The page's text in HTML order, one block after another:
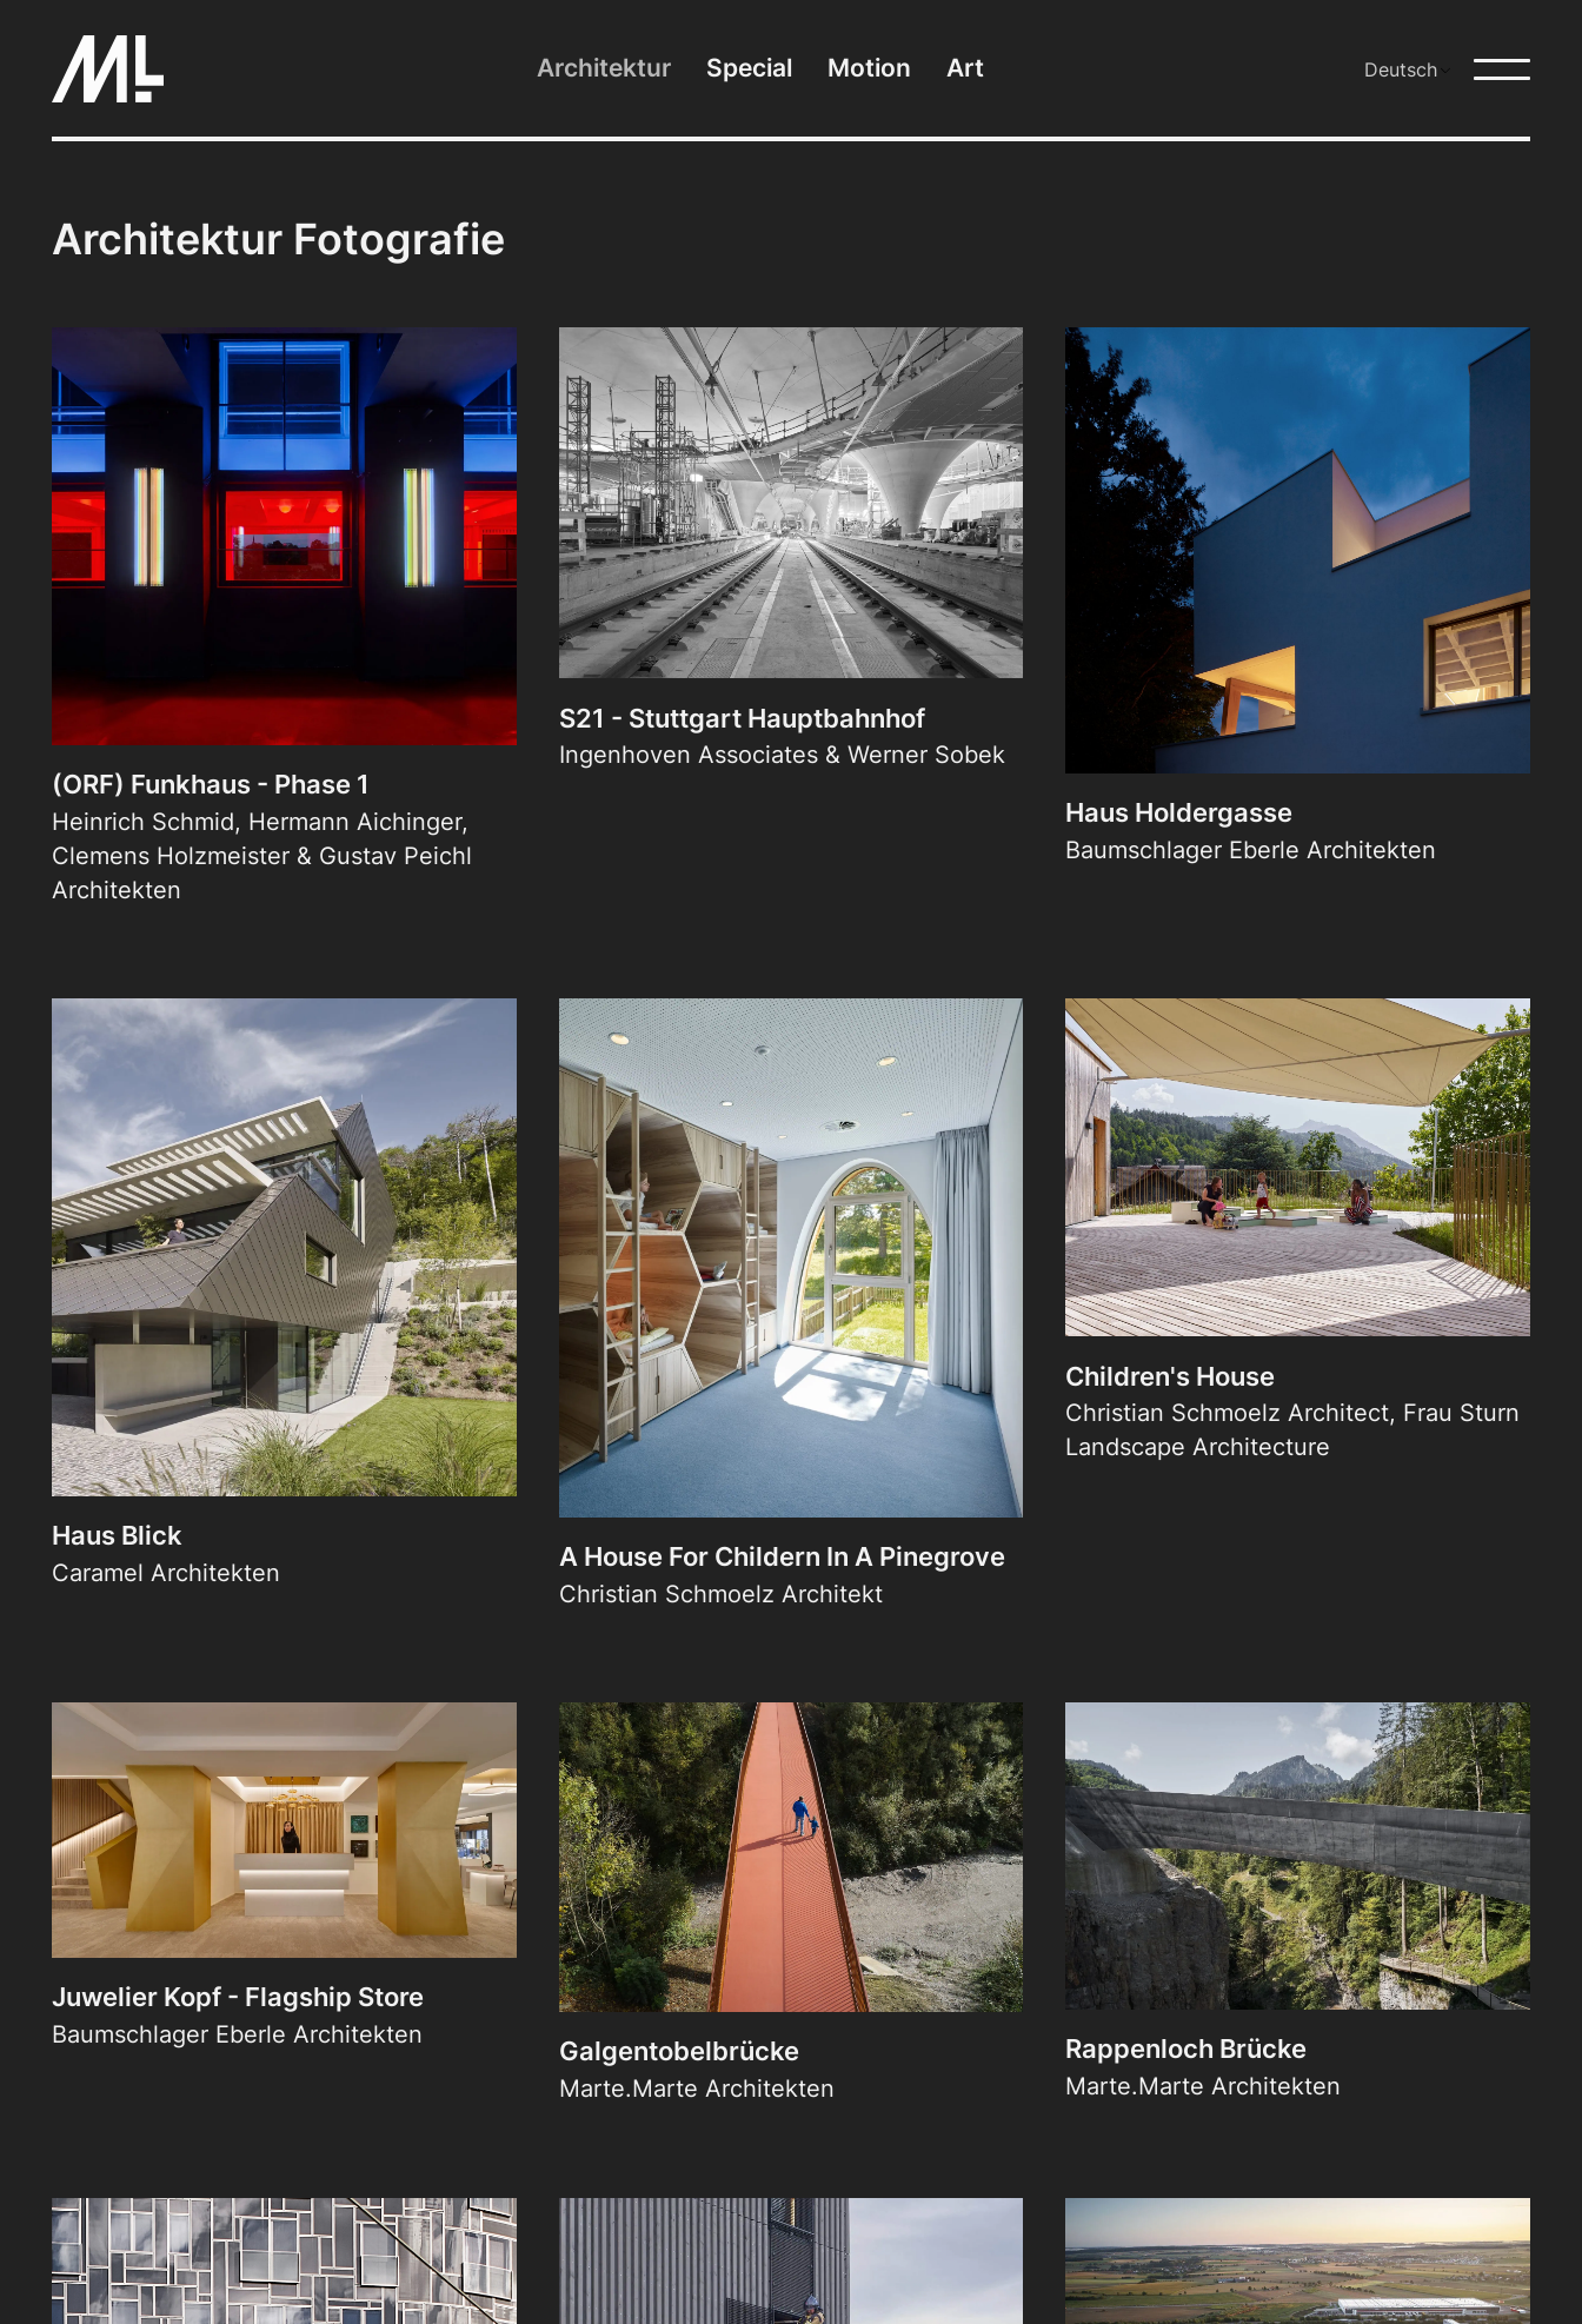
springen
Architektur Special Motion Art Deutsch
Architektur Fotografie
(ORF) Funkhaus - Phase 1
Heinrich Schmid, Hermann Aichinger,
Clemens Holzmeister & Gustav Peichl
Architekten
S21 - Stuttgart Hauptbahnhof
Ingenhoven Associates & Werner Sobek
Haus Holdergasse
Baumschlager Eberle Architekten
Haus Blick
Caramel Architekten
A House For Childern In A Pinegrove
Christian Schmoelz Architekt
Children's House
Christian Schmoelz Architect, Frau Sturn
Landscape Architecture
Juwelier Kopf - Flagship Store
Baumschlager Eberle Architekten
Galgentobelbrücke
Marte.Marte Architekten
Rappenloch Brücke
Marte.Marte Architekten